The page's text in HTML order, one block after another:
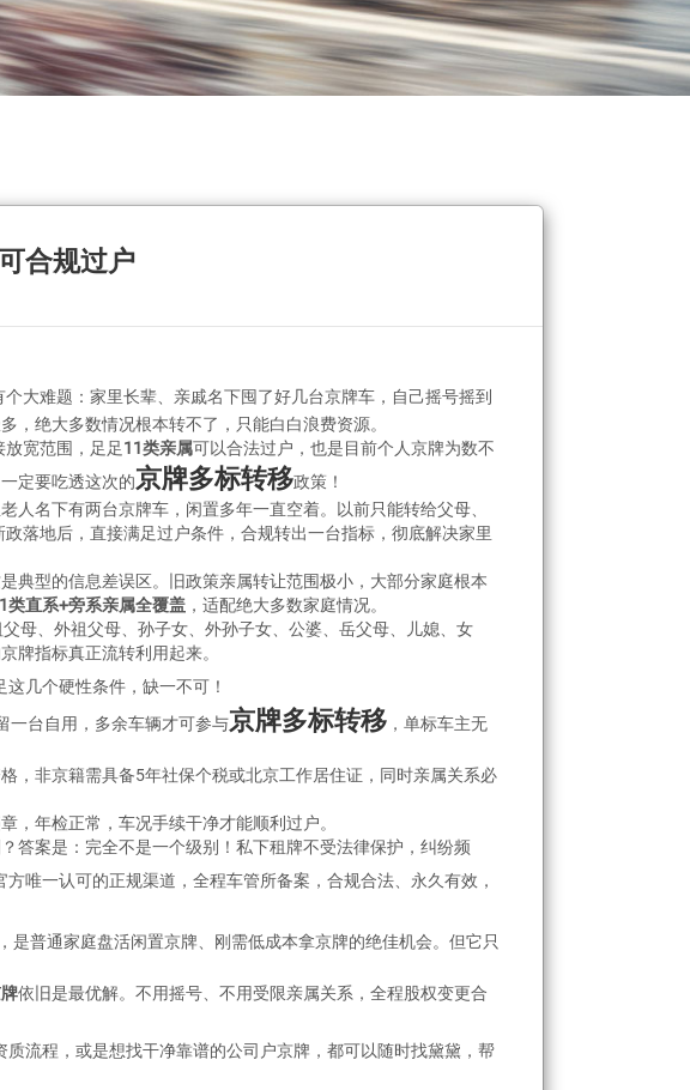
合规过户
个大难题：家里长辈、亲戚名下囤了好几台京牌车，自己摇号摇到
，绝大多数情况根本转不了，只能白白浪费资源。
宽范围，足足11类亲属可以合法过户，也是目前个人京牌为数不
定要吃透这次的京牌多标转移政策！
人名下有两台京牌车，闲置多年一直空着。以前只能转给父母、
政落地后，直接满足过户条件，合规转出一台指标，彻底解决家里
典型的信息差误区。旧政策亲属转让范围极小，大部分家庭根本
类直系+旁系亲属全覆盖 ，适配绝大多数家庭情况。
母、外祖父母、孙子女、外孙子女、公婆、岳父母、儿媳、女
牌指标真正流转利用起来。
这几个硬性条件，缺一不可！
一台自用，多余车辆才可参与京牌多标转移 ，单标车主无
，非京籍需具备5年社保个税或北京工作居住证，同时亲属关系必
，年检正常，车况手续干净才能顺利过户。
答案是：完全不是一个级别！私下租牌不受法律保护，纠纷频
方唯一认可的正规渠道，全程车管所备案，合规合法、永久有效，
是普通家庭盘活闲置京牌、刚需低成本拿京牌的绝佳机会。但它只
依旧是最优解。不用摇号、不用受限亲属关系，全程股权变更合
质流程，或是想找干净靠谱的公司户京牌，都可以随时找黛黛，帮